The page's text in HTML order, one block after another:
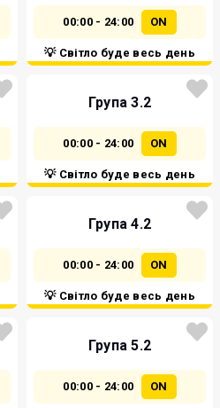
00:00 - 24:00 ON
💡 Світло буде весь день
Група 3.2
00:00 - 24:00 ON
💡 Світло буде весь день
Група 4.2
00:00 - 24:00 ON
💡 Світло буде весь день
Група 5.2
00:00 - 24:00 ON